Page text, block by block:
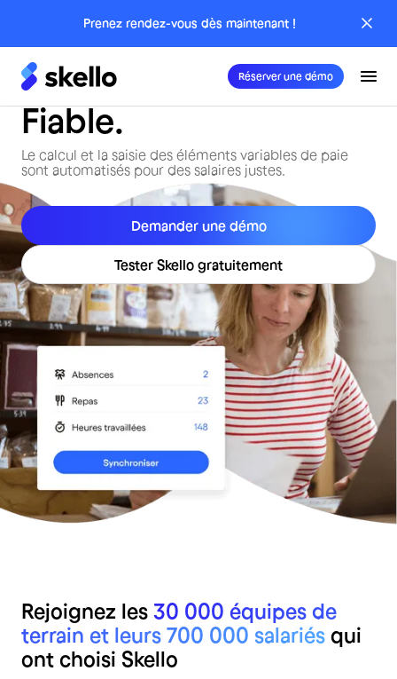
Prenez rendez-vous dès maintenant !
Réserver une démo
La préparation de la
paie. Sans effort.
Fiable.
Le calcul et la saisie des éléments variables de paie
sont automatisés pour des salaires justes.
Demander une démo
Tester Skello gratuitement
Rejoignez les 30 000 équipes de
terrain et leurs 700 000 salariés qui
ont choisi Skello